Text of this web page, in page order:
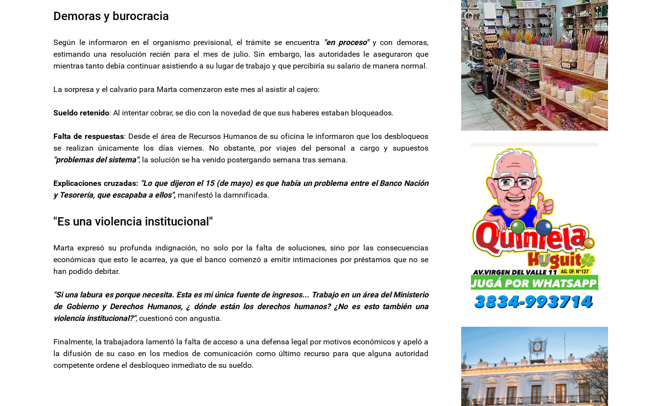
Demoras y burocracia
Según le informaron en el organismo previsional, el trámite se encuentra "en proceso"y con demoras,
estimando una resolución recién para el mes de julio. Sin embargo, las autoridades le aseguraron que
mientras tanto debía continuar asistiendo a su lugar de trabajo y que percibiría su salario de manera normal.
La sorpresa y el calvario para Marta comenzaron este mes al asistir al cajero:
Sueldo retenido: Al intentar cobrar, se dio con la novedad de que sus haberes estaban bloqueados.
Falta de respuestas: Desde el área de Recursos Humanos de su oficina le informaron que los desbloqueos
se realizan únicamente los días viernes. No obstante, por viajes del personal a cargo y supuestos
"problemas del sistema", la solución se ha venido postergando semana tras semana.
Explicaciones cruzadas: "Lo que dijeron el 15 (de mayo) es que había un problema entre el Banco Nación
y Tesorería, que escapaba a ellos", manifestó la damnificada.
"Es una violencia institucional"
Marta expresó su profunda indignación, no solo por la falta de soluciones, sino por las consecuencias
económicas que esto le acarrea, ya que el banco comenzó a emitir intimaciones por préstamos que no se
han podido debitar.
"Si una labura es porque necesita. Esta es mi única fuente de ingresos... Trabajo en un área del Ministerio
de Gobierno y Derechos Humanos, ¿ dónde están los derechos humanos? ¿No es esto también una
violencia institucional?", cuestionó con angustia.
Finalmente, la trabajadora lamentó la falta de acceso a una defensa legal por motivos económicos y apeló a
la difusión de su caso en los medios de comunicación como último recurso para que alguna autoridad
competente ordene el desbloqueo inmediato de su sueldo.